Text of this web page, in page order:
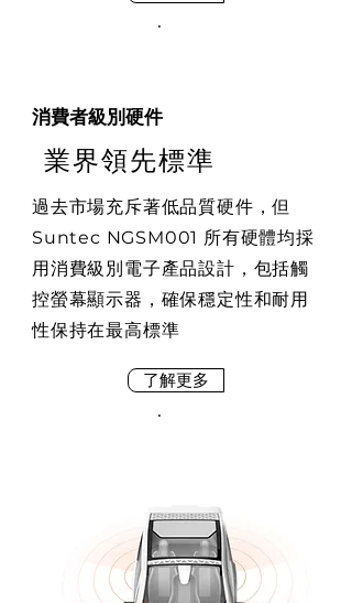
消費者級別硬件
業界領先標準
過去市場充斥著低品質硬件，但
Suntec NGSM001 所有硬體均採
用消費級別電子產品設計，包括觸
控螢幕顯示器，確保穩定性和耐用
性保持在最高標準
了解更多